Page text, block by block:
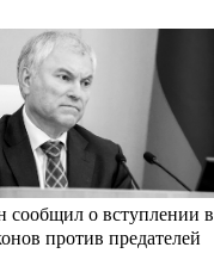
сообщил о вступлении в
против предателей